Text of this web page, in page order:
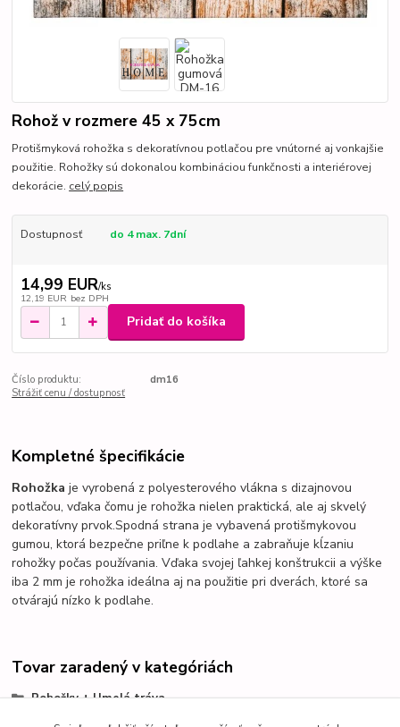
Rohož v rozmere 45 x 75cm
Protišmyková rohožka s dekoratívnou potlačou pre vnútorné aj vonkajšie
použitie. Rohožky sú dokonalou kombináciou funkčnosti a interiérovej
dekorácie. celý popis
Dostupnosť do 4 max. 7dní
14,99 EUR/ks
12,19 EUR bez DPH
Pridať do košíka
Číslo produktu:
dm16
Strážiť cenu / dostupnosť
Kompletné špecifikácie
Rohožka je vyrobená z polyesterového vlákna s dizajnovou
potlačou, vďaka čomu je rohožka nielen praktická, ale aj skvelý
dekoratívny prvok.Spodná strana je vybavená protišmykovou
gumou, ktorá bezpečne priľne k podlahe a zabraňuje kĺzaniu
rohožky počas používania. Vďaka svojej ľahkej konštrukcii a výške
iba 2 mm je rohožka ideálna aj na použitie pri dverách, ktoré sa
otvárajú nízko k podlahe.
Tovar zaradený v kategóriách
Rohožky + Umelá tráva